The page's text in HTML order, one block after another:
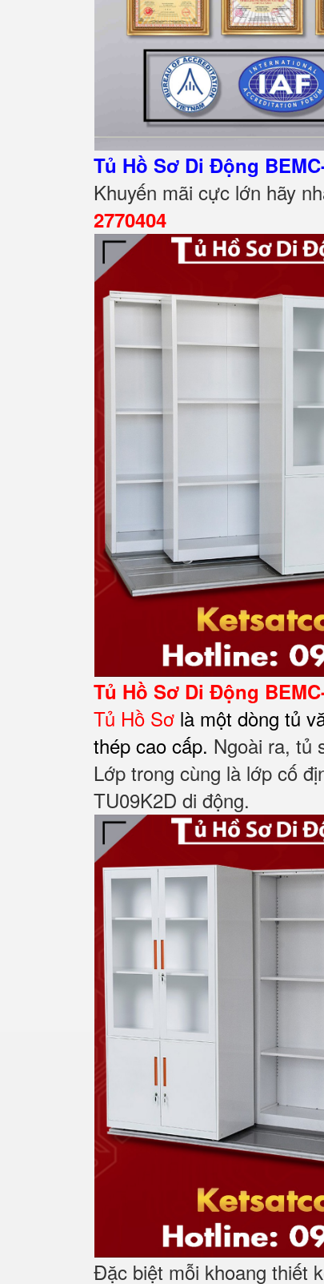
Tủ Hồ Sơ Di Động
Khuyến mãi cực lớn hãy
2770404
Tủ Hồ Sơ Di Động
Tủ Hồ Sơ là một dòng tủ
thép cao cấp. Ngoài ra, tủ
Lớp trong cùng là lớp cố
TU09K2D di động.
Đặc biệt mỗi khoang thiết